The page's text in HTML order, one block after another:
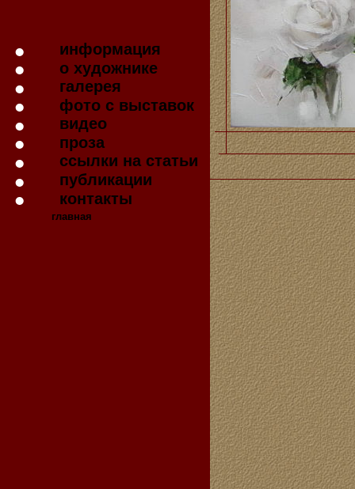
информация
о художнике
галерея
фото с выставок
видео
проза
ссылки на статьи
публикации
контакты
главная